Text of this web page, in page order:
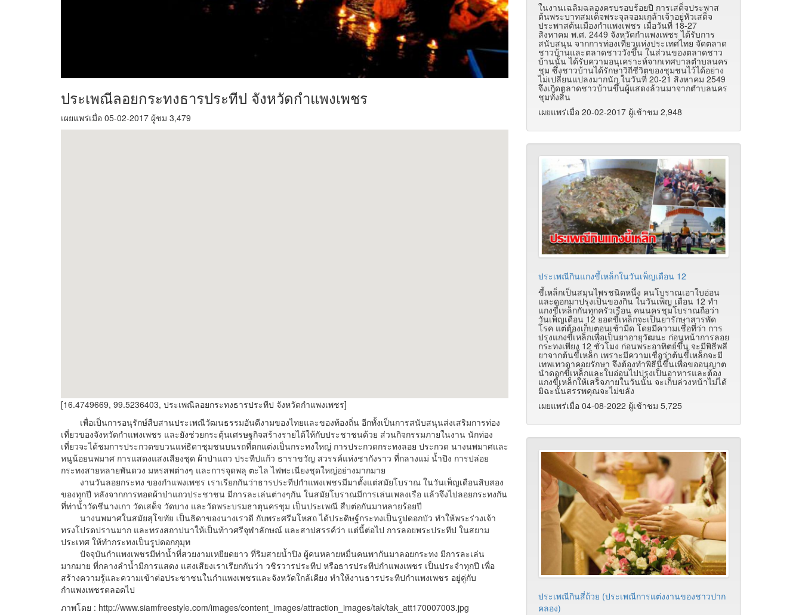
ประเพณีลอยกระทงธารประทีป จังหวัดกำแพงเพชร
เผยแพร่เมื่อ 05-02-2017 ผู้ชม 3,479
[16.4749669, 99.5236403, ประเพณีลอยกระทงธารประทีป จังหวัดกำแพงเพชร]
เพื่อเป็นการอนุรักษ์สืบสานประเพณีวัฒนธรรมอันดีงามของไทยและของท้องถิ่น อีกทั้งเป็นการสนับสนุนส่งเสริมการท่อง
เที่ยวของจังหวัดกำแพงเพชร และยังช่วยกระตุ้นเศรษฐกิจสร้างรายได้ให้กับประชาชนด้วย ส่วนกิจกรรมภายในงาน นักท่อง
เที่ยวจะได้ชมการประกวดขบวนแห่ธิดาชุมชนบนรถที่ตกแต่งเป็นกระทงใหญ่ การประกวดกระทงลอย ประกวด นางนพมาศและ
หนูน้อยนพมาศ การแสดงแสงเสียงชุด ผ้าป่าแถว ประทีปแก้ว ธาราขวัญ สวรรค์แห่งชากังราว ที่กลางแม่ น้ำปิง การปล่อย
กระทงสายหลายพันดวง มหรสพต่างๆ และการจุดพลุ ตะไล ไฟพะเนียงชุดใหญ่อย่างมากมาย
งานวันลอยกระทง ของกำแพงเพชร เราเรียกกันว่าธารประทีปกำแพงเพชรมีมาตั้งแต่สมัยโบราณ ในวันเพ็ญเดือนสิบสอง
ของทุกปี หลังจากการทอดผ้าป่าแถวประชาชน มีการละเล่นต่างๆกัน ในสมัยโบราณมีการเล่นเพลงเรือ แล้วจึงไปลอยกระทงกัน
ที่ท่าน้ำวัดชีนางเกา วัดเสด็จ วัดบาง และวัดพระบรมธาตุนครชุม เป็นประเพณี สืบต่อกันมาหลายร้อยปี
นางนพมาศในสมัยสุโขทัย เป็นธิดาของนางเรวดี กับพระศรีมโหสถ ได้ประดิษฐ์กระทงเป็นรูปดอกบัว ทำให้พระร่วงเจ้า
ทรงโปรดปรานมาก และทรงสถาปนาให้เป็นท้าวศรีจุฬาลักษณ์ และสาปสรรค์ว่า แต่นี้ต่อไป การลอยพระประทีป ในสยาม
ประเทศ ให้ทำกระทงเป็นรูปดอกกุมุท
ปัจจุบันกำแพงเพชรมีท่าน้ำที่สวยงามเหยียดยาว ที่ริมสายน้ำปิง ผู้คนหลายหมื่นคนพากันมาลอยกระทง มีการละเล่น
มากมาย ที่กลางลำน้ำมีการแสดง แสงเสียงเราเรียกกันว่า วชิรวารประทีป หรือธารประทีปกำแพงเพชร เป็นประจำทุกปี เพื่อ
สร้างความรู้และความเข้าต่อประชาชนในกำแพงเพชรและจังหวัดใกล้เคียง ทำให้งานธารประทีปกำแพงเพชร อยู่คู่กับ
กำแพงเพชรตลอดไป
ภาพโดย : http://www.siamfreestyle.com/images/content_images/attraction_images/tak/tak_att170007003.jpg
ในงานเฉลิมฉลองครบรอบร้อยปี การเสด็จประพาส
ต้นพระบาทสมเด็จพระจุลจอมเกล้าเจ้าอยู่หัวเสด็จ
ประพาสต้นเมืองกำแพงเพชร เมื่อวันที่ 18-27
สิงหาคม พ.ศ. 2449 จังหวัดกำแพงเพชร ได้รับการ
สนับสนุน จากการท่องเที่ยวแห่งประเทศไทย จัดตลาด
ชาวบ้านและตลาดชาววังขึ้น ในส่วนของตลาดชาว
บ้านนั้น ได้รับความอนุเคราะห์จากเทศบาลตำบลนคร
ชุม ซึ่งชาวบ้านได้รักษาวิถีชีวิตของชุมชนไว้ได้อย่าง
ไม่เปลี่ยนแปลงมากนัก ในวันที่ 20-21 สิงหาคม 2549
จึงเกิดตลาดชาวบ้านขึ้นผู้แสดงล้วนมาจากตำบลนคร
ชุมทั้งสิ้น
เผยแพร่เมื่อ 20-02-2017 ผู้เช้าชม 2,948
ประเพณีกินแกงขี้เหล็กในวันเพ็ญเดือน 12
ขี้เหล็กเป็นสมุนไพรชนิดหนึ่ง คนโบราณเอาใบอ่อน
และดอกมาปรุงเป็นของกิน ในวันเพ็ญ เดือน 12 ทำ
แกงขี้เหล็กกันทุกครัวเรือน คนนครชุมโบราณถือว่า
วันเพ็ญเดือน 12 ยอดขี้เหล็กจะเป็นยารักษาสารพัด
โรค แต่ต้องเก็บตอนเช้ามืด โดยมีความเชื่อที่ว่า การ
ปรุงแกงขี้เหล็กเพื่อเป็นยาอายุวัฒนะ ก่อนหน้าการลอย
กระทงเพียง 12 ชั่วโมง ก่อนพระอาทิตย์ขึ้น จะมีพิธีพลี
ยาจากต้นขี้เหล็ก เพราะมีความเชื่อว่าต้นขี้เหล็กจะมี
เทพเทวดาคอยรักษา จึงต้องทำพิธีนี้ขึ้นเพื่อขออนุญาต
นำดอกขี้เหล็กและใบอ่อนไปปรุงเป็นอาหารและต้อง
แกงขี้เหล็กให้เสร็จภายในวันนั้น จะเก็บล่วงหน้าไม่ได้
มิฉะนั้นสรรพคุณจะไม่ขลัง
เผยแพร่เมื่อ 04-08-2022 ผู้เช้าชม 5,725
ประเพณีกินสี่ถ้วย (ประเพณีการแต่งงานของชาวปาก
คลอง)